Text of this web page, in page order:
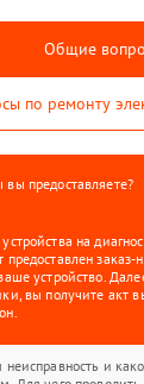
Общие
по ремонту
предоставляете?
на
предоставлен
устройство.
вы получите акт
и